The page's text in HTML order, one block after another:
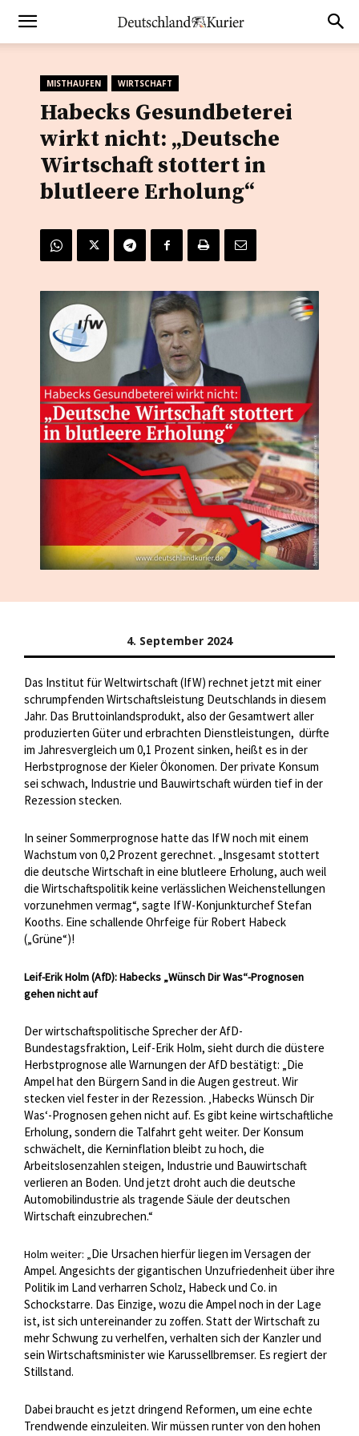
MISTHAUFEN WIRTSCHAFT
Habecks Gesundbeterei
wirkt nicht: „Deutsche
Wirtschaft stottert in
blutleere Erholung“
4. September 2024
Das Institut für Weltwirtschaft (IfW) rechnet jetzt mit einer
schrumpfenden Wirtschaftsleistung Deutschlands in diesem
Jahr. Das Bruttoinlandsprodukt, also der Gesamtwert aller
produzierten Güter und erbrachten Dienstleistungen, dürfte
im Jahresvergleich um 0,1 Prozent sinken, heißt es in der
Herbstprognose der Kieler Ökonomen. Der private Konsum
sei schwach, Industrie und Bauwirtschaft würden tief in der
Rezession stecken.
In seiner Sommerprognose hatte das IfW noch mit einem
Wachstum von 0,2 Prozent gerechnet. „Insgesamt stottert
die deutsche Wirtschaft in eine blutleere Erholung, auch weil
die Wirtschaftspolitik keine verlässlichen Weichenstellungen
vorzunehmen vermag“, sagte IfW-Konjunkturchef Stefan
Kooths. Eine schallende Ohrfeige für Robert Habeck
(„Grüne“)!
Leif-Erik Holm (AfD): Habecks „Wünsch Dir Was“-Prognosen
gehen nicht auf
Der wirtschaftspolitische Sprecher der AfD-
Bundestagsfraktion, Leif-Erik Holm, sieht durch die düstere
Herbstprognose alle Warnungen der AfD bestätigt: „Die
Ampel hat den Bürgern Sand in die Augen gestreut. Wir
stecken viel fester in der Rezession. ‚Habecks Wünsch Dir
Was‘-Prognosen gehen nicht auf. Es gibt keine wirtschaftliche
Erholung, sondern die Talfahrt geht weiter. Der Konsum
schwächelt, die Kerninflation bleibt zu hoch, die
Arbeitslosenzahlen steigen, Industrie und Bauwirtschaft
verlieren an Boden. Und jetzt droht auch die deutsche
Automobilindustrie als tragende Säule der deutschen
Wirtschaft einzubrechen.“
Holm weiter: „Die Ursachen hierfür liegen im Versagen der
Ampel. Angesichts der gigantischen Unzufriedenheit über ihre
Politik im Land verharren Scholz, Habeck und Co. in
Schockstarre. Das Einzige, wozu die Ampel noch in der Lage
ist, ist sich untereinander zu zoffen. Statt der Wirtschaft zu
mehr Schwung zu verhelfen, verhalten sich der Kanzler und
sein Wirtschaftsminister wie Karussellbremser. Es regiert der
Stillstand.
Dabei braucht es jetzt dringend Reformen, um eine echte
Trendwende einzuleiten. Wir müssen runter von den hohen